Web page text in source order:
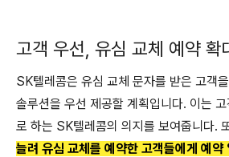
고객 우선, 유심 교체 예약 확
SK텔레콤은 유심 교체 문자를 받은 고객
솔루션을 우선 제공할 계획입니다. 이는
로 하는 SK텔레콤의 의지를 보여줍니다.
늘려 유심 교체를 예약한 고객들에게 예약